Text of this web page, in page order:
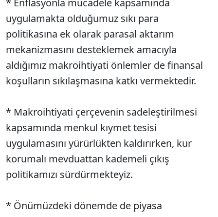
* Enflasyonla mücadele kapsamında
uygulamakta olduğumuz sıkı para
politikasına ek olarak parasal aktarım
mekanizmasını desteklemek amacıyla
aldığımız makroihtiyati önlemler de finansal
koşulların sıkılaşmasına katkı vermektedir.
* Makroihtiyati çerçevenin sadeleştirilmesi
kapsamında menkul kıymet tesisi
uygulamasını yürürlükten kaldırırken, kur
korumalı mevduattan kademeli çıkış
politikamızı sürdürmekteyiz.
* Önümüzdeki dönemde de piyasa